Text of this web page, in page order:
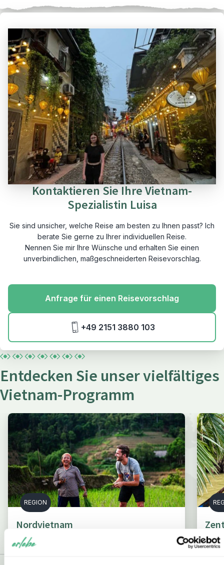
Kontaktieren Sie Ihre Vietnam-
Spezialistin Luisa
Sie sind unsicher, welche Reise am besten zu Ihnen passt? Ich
berate Sie gerne zu Ihrer individuellen Reise.
Nennen Sie mir Ihre Wünsche und erhalten Sie einen
unverbindlichen, maßgeschneiderten Reisevorschlag.
Anfrage für einen Reisevorschlag
+49 2151 3880 103
Entdecken Sie unser vielfältiges
Vietnam-Programm
REGION
Nordvietnam